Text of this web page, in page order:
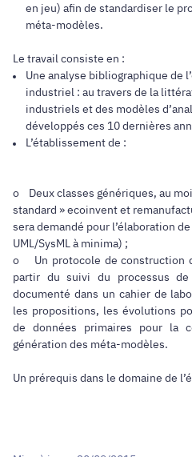
en jeu) afin de standardiser le
méta-modèles.
Le travail consiste en :
Une analyse bibliographique de
industriel : au travers de la
industriels et des modèles
développés ces 10 dernières
L’établissement de :
o Deux classes génériques, au
standard » ecoinvent et
sera demandé pour l’élaboration
UML/SysML à minima) ;
o Un protocole de construction
partir du suivi du processus
documenté dans un cahier de
les propositions, les évolutions
de données primaires pour la
génération des méta-modèles.
Un prérequis dans le domaine de